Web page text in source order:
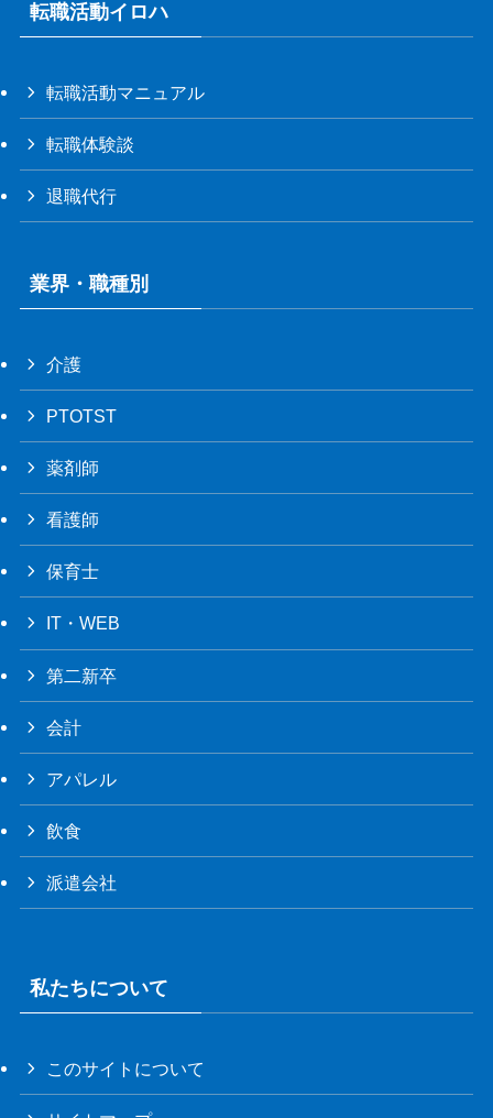
転職活動イロハ
転職活動マニュアル
転職体験談
退職代行
業界・職種別
介護
PTOTST
薬剤師
看護師
保育士
IT・WEB
第二新卒
会計
アパレル
飲食
派遣会社
私たちについて
このサイトについて